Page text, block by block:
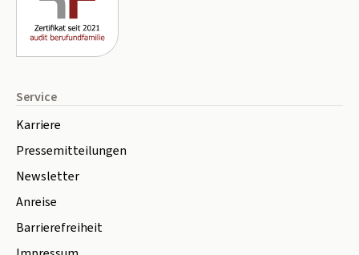
Service
Karriere
Pressemitteilungen
Newsletter
Anreise
Barrierefreiheit